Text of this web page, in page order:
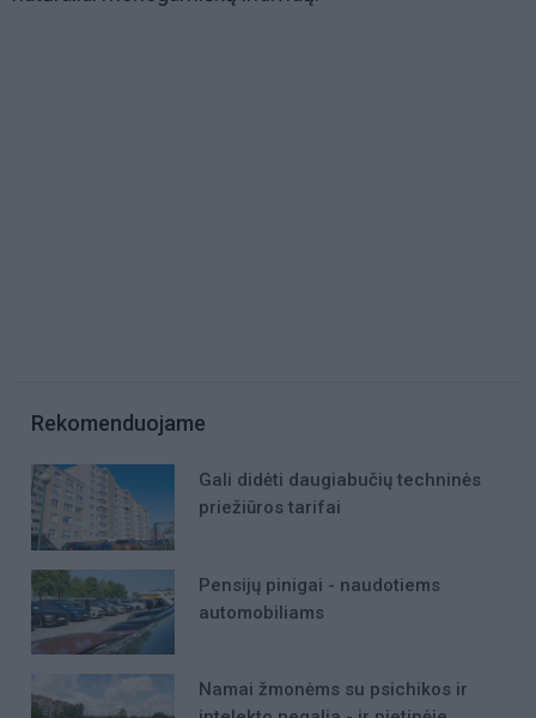
Rekomenduojame
Gali didėti daugiabučių techninės
priežiūros tarifai
Pensijų pinigai - naudotiems
automobiliams
Namai žmonėms su psichikos ir